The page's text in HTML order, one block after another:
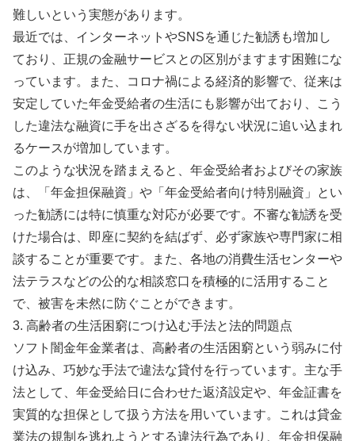
難しいという実態があります。
最近では、インターネットやSNSを通じた勧誘も増加し
ており、正規の金融サービスとの区別がますます困難にな
っています。また、コロナ禍による経済的影響で、従来は
安定していた年金受給者の生活にも影響が出ており、こう
した違法な融資に手を出さざるを得ない状況に追い込まれ
るケースが増加しています。
このような状況を踏まえると、年金受給者およびその家族
は、「年金担保融資」や「年金受給者向け特別融資」とい
った勧誘には特に慎重な対応が必要です。不審な勧誘を受
けた場合は、即座に契約を結ばず、必ず家族や専門家に相
談することが重要です。また、各地の消費生活センターや
法テラスなどの公的な相談窓口を積極的に活用すること
で、被害を未然に防ぐことができます。
3. 高齢者の生活困窮につけ込む手法と法的問題点
ソフト闇金年金業者は、高齢者の生活困窮という弱みに付
け込み、巧妙な手法で違法な貸付を行っています。主な手
法として、年金受給日に合わせた返済設定や、年金証書を
実質的な担保として扱う方法を用いています。これは貸金
業法の規制を逃れようとする違法行為であり、年金担保融